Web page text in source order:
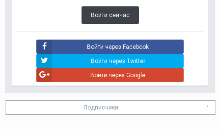
Войти сейчас
Войти через Facebook
Войти через Twitter
Войти через Google
Подписчики 1